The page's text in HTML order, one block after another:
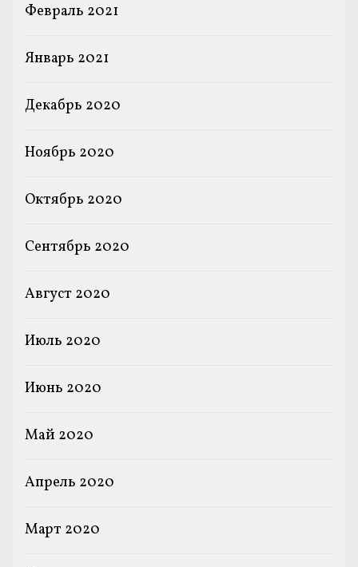
Февраль 2021
Январь 2021
Декабрь 2020
Ноябрь 2020
Октябрь 2020
Сентябрь 2020
Август 2020
Июль 2020
Июнь 2020
Май 2020
Апрель 2020
Март 2020